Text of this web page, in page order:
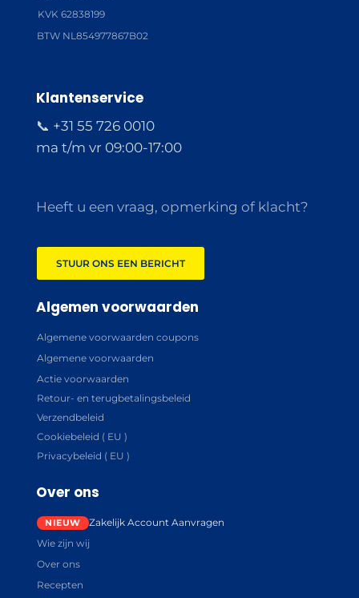
KVK 62838199
BTW NL854977867B02
Klantenservice
📞 +31 55 726 0010
ma t/m vr 09:00-17:00
Heeft u een vraag, opmerking of klacht?
STUUR ONS EEN BERICHT
Algemen voorwaarden
Algemene voorwaarden coupons
Algemene voorwaarden
Actie voorwaarden
Retour- en terugbetalingsbeleid
Verzendbeleid
Cookiebeleid ( EU )
Privacybeleid ( EU )
Over ons
Zakelijk Account Aanvragen
Wie zijn wij
Over ons
Recepten